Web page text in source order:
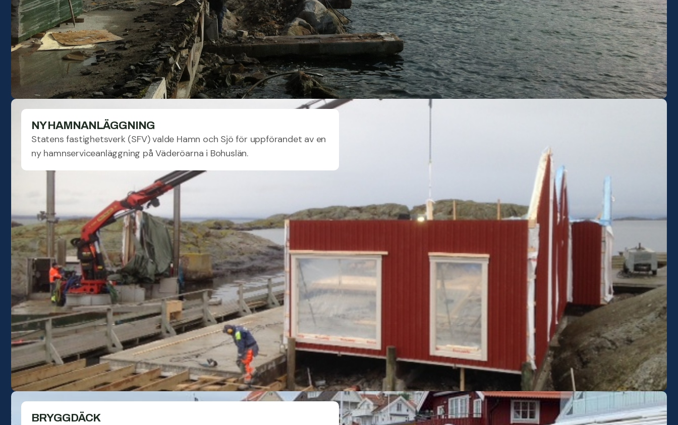
NY HAMNANLÄGGNING
Statens fastighetsverk (SFV) valde Hamn och Sjö för uppförandet av en
ny hamnserviceanläggning på Väderöarna i Bohuslän.
BRYGGDÄCK